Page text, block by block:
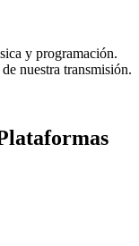
y programación.
nuestra transmisión.